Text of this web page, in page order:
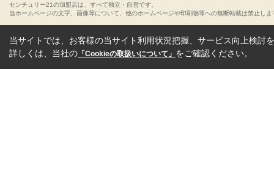
センチュリー21の加盟店は、すべて独立・自営です。
当ホームページの文字、画像等について、他のホームページや印刷物等への無断転載は禁止しま
当サイトでは、お客様の当サイト利用状況把握、サービス向上検討
詳しくは、当社の 「Cookieの取扱いについて」 をご確認ください。